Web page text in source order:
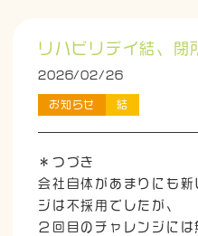
リハビリデイ結、
2026/02/26
お知らせ 結
＊つづき
会社自体があまりにも
ジは不採用でしたが、
２回目のチャレンジに